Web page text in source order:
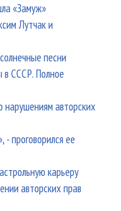
«Замуж»
Лутчак и
песни
в СССР. Полное
нарушениям авторских
- проговорился ее
карьеру
авторских прав